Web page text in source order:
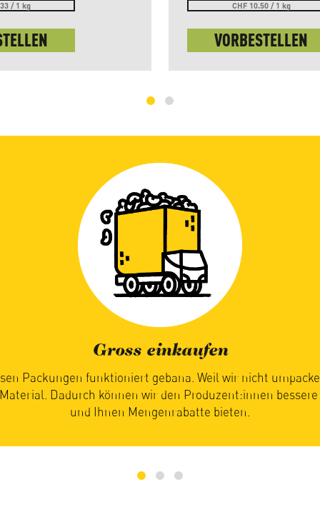
/ 1 kg CHF 10.50 / 1 kg
VORBESTELLEN
Saisonal geniessen
wann Sie bei uns Ihre saisonalen Lebensmittel
reif und bereit für die Reise zu Ihnen sind. Ihre Geduld
Früchte und Gemüse so einfach am besten schmecken.